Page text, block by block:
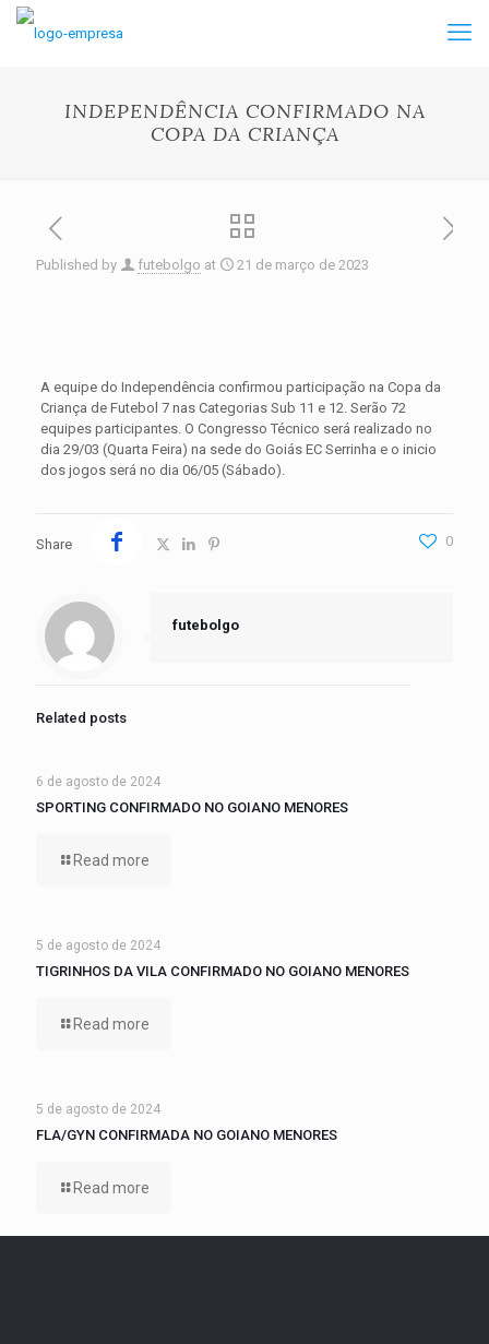
INDEPENDÊNCIA CONFIRMADO NA
COPA DA CRIANÇA
Published by futebolgo at 21 de março de 2023
A equipe do Independência confirmou participação na Copa da
Criança de Futebol 7 nas Categorias Sub 11 e 12. Serão 72
equipes participantes. O Congresso Técnico será realizado no
dia 29/03 (Quarta Feira) na sede do Goiás EC Serrinha e o inicio
dos jogos será no dia 06/05 (Sábado).
Share 0
futebolgo
Related posts
6 de agosto de 2024
SPORTING CONFIRMADO NO GOIANO MENORES
Read more
5 de agosto de 2024
TIGRINHOS DA VILA CONFIRMADO NO GOIANO MENORES
Read more
5 de agosto de 2024
FLA/GYN CONFIRMADA NO GOIANO MENORES
Read more